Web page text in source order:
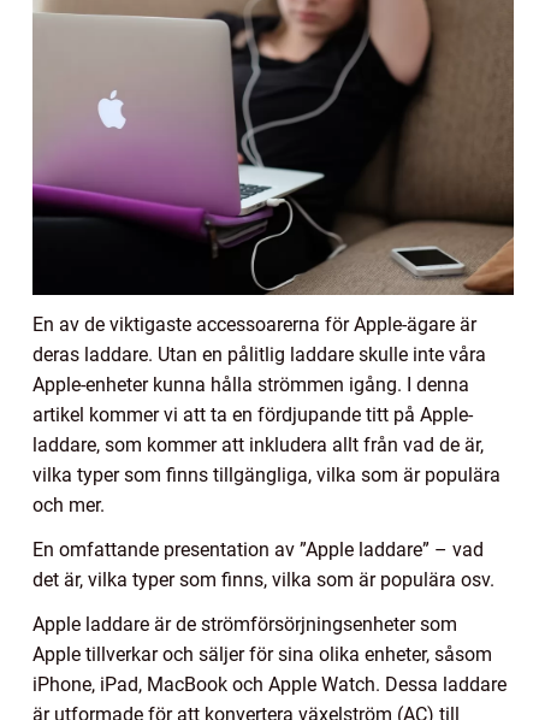
En av de viktigaste accessoarerna för Apple-ägare är
deras laddare. Utan en pålitlig laddare skulle inte våra
Apple-enheter kunna hålla strömmen igång. I denna
artikel kommer vi att ta en fördjupande titt på Apple-
laddare, som kommer att inkludera allt från vad de är,
vilka typer som finns tillgängliga, vilka som är populära
och mer.
En omfattande presentation av ”Apple laddare” – vad
det är, vilka typer som finns, vilka som är populära osv.
Apple laddare är de strömförsörjningsenheter som
Apple tillverkar och säljer för sina olika enheter, såsom
iPhone, iPad, MacBook och Apple Watch. Dessa laddare
är utformade för att konvertera växelström (AC) till